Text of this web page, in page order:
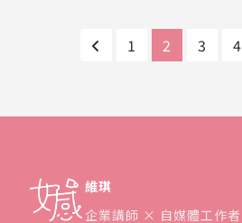
1 2 3 4
維琪
企業講師 × 自媒體工作者